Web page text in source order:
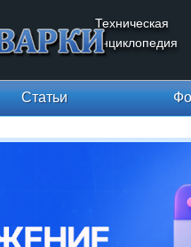
Техническая
энциклопедия
Статьи